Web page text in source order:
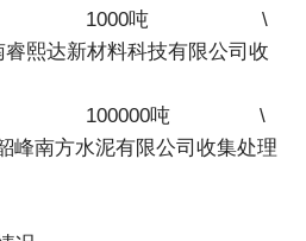
1000吨 \
料科技有限公司收
吨 \
泥有限公司收集处理